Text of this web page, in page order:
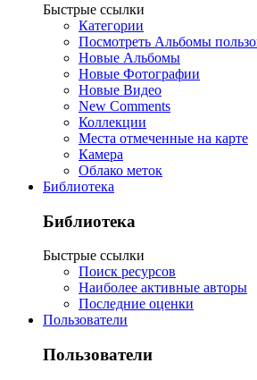
Быстрые ссылки
Категории
Посмотреть Альбомы
Новые Альбомы
Новые Фотографии
Новые Видео
New Comments
Коллекции
Места отмеченные на карте
Камера
Облако меток
Библиотека
Библиотека
Быстрые ссылки
Поиск ресурсов
Наиболее активные авторы
Последние оценки
Пользователи
Пользователи